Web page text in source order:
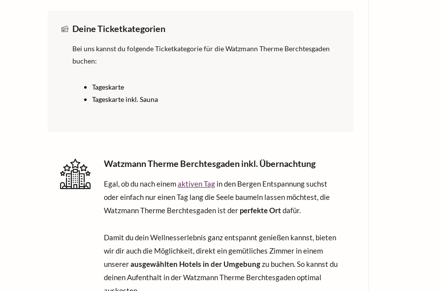
Deine Ticketkategorien
Bei uns kannst du folgende Ticketkategorie für die Watzmann Therme Berchtesgaden
buchen:
Tageskarte
Tageskarte inkl. Sauna
Watzmann Therme Berchtesgaden inkl. Übernachtung
Egal, ob du nach einemaktiven Tag in den Bergen Entspannung suchst
oder einfach nur einen Tag lang die Seele baumeln lassen möchtest, die
Watzmann Therme Berchtesgaden ist der perfekte Ortdafür.
Damit du dein Wellnesserlebnis ganz entspannt genießen kannst, bieten
wir dir auch die Möglichkeit, direkt ein gemütliches Zimmer in einem
unsererausgewählten Hotels in der Umgebungzu buchen. So kannst du
deinen Aufenthalt in der Watzmann Therme Berchtesgaden optimal